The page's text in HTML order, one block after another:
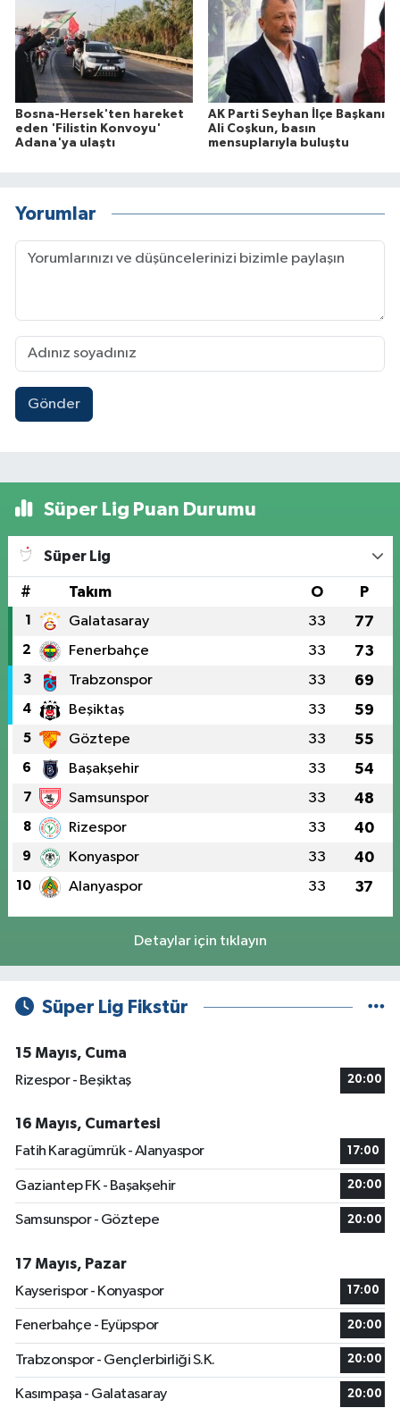
Bosna-Hersek'ten hareket
eden 'Filistin Konvoyu'
Adana'ya ulaştı
AK Parti Seyhan İlçe Başkanı
Ali Coşkun, basın
mensuplarıyla buluştu
Yorumlar
Gönder
Süper Lig Puan Durumu
Süper Lig
# Takım O P
1 Galatasaray 33 77
2 Fenerbahçe 33 73
3 Trabzonspor 33 69
4 Beşiktaş 33 59
5 Göztepe 33 55
6 Başakşehir 33 54
7 Samsunspor 33 48
8 Rizespor 33 40
9 Konyaspor 33 40
10 Alanyaspor 33 37
Detaylar için tıklayın
Süper Lig Fikstür
15 Mayıs, Cuma
Rizespor - Beşiktaş
20:00
16 Mayıs, Cumartesi
Fatih Karagümrük - Alanyaspor
17:00
Gaziantep FK - Başakşehir 20:00
Samsunspor - Göztepe 20:00
17 Mayıs, Pazar
Kayserispor - Konyaspor
17:00
Fenerbahçe - Eyüpspor 20:00
Trabzonspor - Gençlerbirliği S.K. 20:00
Kasımpaşa - Galatasaray 20:00